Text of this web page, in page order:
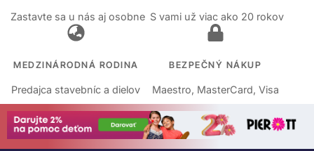
Zastavte sa u nás aj osobne S vami už viac ako 20 rokov
MEDZINÁRODNÁ RODINA
Predajca stavebníc a dielov
BEZPEČNÝ NÁKUP
Maestro, MasterCard, Visa